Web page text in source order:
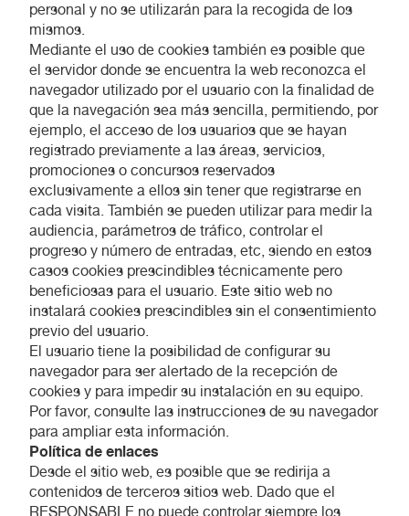
personal y no se utilizarán para la recogida de los
mismos.
Mediante el uso de cookies también es posible que
el servidor donde se encuentra la web reconozca el
navegador utilizado por el usuario con la finalidad de
que la navegación sea más sencilla, permitiendo, por
ejemplo, el acceso de los usuarios que se hayan
registrado previamente a las áreas, servicios,
promociones o concursos reservados
exclusivamente a ellos sin tener que registrarse en
cada visita. También se pueden utilizar para medir la
audiencia, parámetros de tráfico, controlar el
progreso y número de entradas, etc, siendo en estos
casos cookies prescindibles técnicamente pero
beneficiosas para el usuario. Este sitio web no
instalará cookies prescindibles sin el consentimiento
previo del usuario.
El usuario tiene la posibilidad de configurar su
navegador para ser alertado de la recepción de
cookies y para impedir su instalación en su equipo.
Por favor, consulte las instrucciones de su navegador
para ampliar esta información.
Política de enlaces
Desde el sitio web, es posible que se redirija a
contenidos de terceros sitios web. Dado que el
RESPONSABLE no puede controlar siempre los